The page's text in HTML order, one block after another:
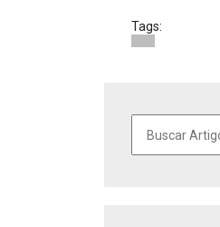
Tags: